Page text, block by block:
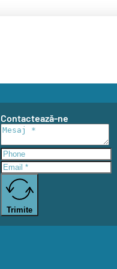
Contactează-ne
Trimite